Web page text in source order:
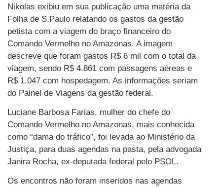
Nikolas exibiu em sua publicação uma matéria da
Folha de S.Paulo relatando os gastos da gestão
petista com a viagem do braço financeiro do
Comando Vermelho no Amazonas. A imagem
descreve que foram gastos R$ 6 mil com o total da
viagem, sendo R$ 4.861 com passagens aéreas e
R$ 1.047 com hospedagem. As informações seriam
do Painel de Viagens da gestão federal.
Luciane Barbosa Farias, mulher do chefe do
Comando Vermelho no Amazonas, mais conhecida
como “dama do tráfico”, foi levada ao Ministério da
Justiça, para duas agendas na pasta, pela advogada
Janira Rocha, ex-deputada federal pelo PSOL.
Os encontros não foram inseridos nas agendas